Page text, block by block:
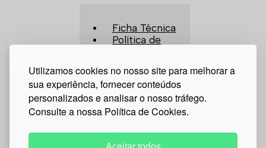
Utilizamos cookies no nosso site para melhorar a
sua experiência, fornecer conteúdos
personalizados e analisar o nosso tráfego.
Consulte a nossa Política de Cookies.
Ficha Técnica
Política de
Privacidade
Tribunal Arbitral
Canal de
Denúncias
Regulamentos,